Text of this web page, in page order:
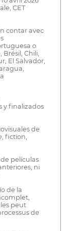
CET
contar avec
o
Brésil, Chili,
El Salvador,
y finalizados
de
fiction,
películas
ni
de la
peut
de